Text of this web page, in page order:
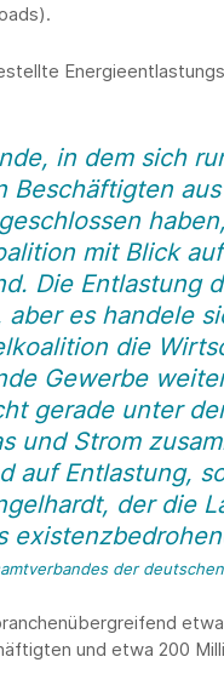
in dem sich
Beschäftigten
mit Blick
Die Entlastung
es handele
die
Gewerbe
gerade unter
und Strom
auf Entlastung,
der die
der
und etwa 200